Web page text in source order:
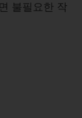
불필요한 작